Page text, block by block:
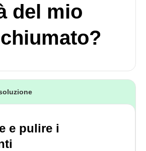
del mio
e pulire i